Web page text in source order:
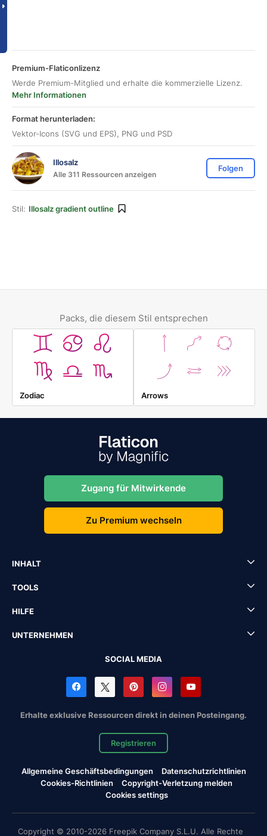
Premium-Flaticonlizenz
Werde Premium-Mitglied und erhalte die kommerzielle Lizenz.
Mehr Informationen
Format herunterladen:
Vektor-Icons (SVG und EPS), PNG und PSD
Illosalz
Alle 311 Ressourcen anzeigen
Folgen
Stil: Illosalz gradient outline
Packs, die diesem Stil entsprechen
Zodiac Arrows
Zugang für Mitwirkende
Zu Premium wechseln
INHALT
TOOLS
HILFE
UNTERNEHMEN
SOCIAL MEDIA
Erhalte exklusive Ressourcen direkt in deinen Posteingang.
Registrieren
Allgemeine Geschäftsbedingungen
Datenschutzrichtlinien
Cookies-Richtlinien
Copyright-Verletzung melden
Cookies settings
Copyright © 2010-2026 Freepik Company S.L.U. Alle Rechte